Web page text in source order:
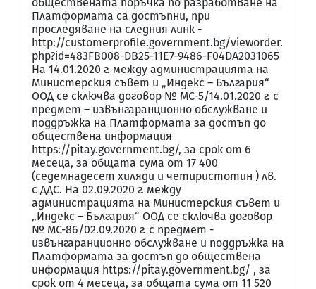
Платформата са достъпни, при
проследяване на следния линк -
http://customerprofile.government.bg/vieworder.
php?id=483FB008-DB25-11E7-9486-F04DA2031065
На 14.01.2020 г. между администрацията на
Министерския съвет и „Индекс – България“
ООД се сключва договор № МС-5/14.01.2020 г. с
предмет – извънгаранционно обслужване и
поддръжка на Платформата за достъп до
обществена информация
https://pitay.government.bg/, за срок от 6
месеца, за общата сума от 17 400
(седемнадесет хиляди и четиристотин ) лв.
с ДДС. На 02.09.2020 г. между
администрацията на Министерския съвет и
„Индекс – България“ ООД се сключва договор
№ МС-86/02.09.2020 г. с предмет -
извънгаранционно обслужване и поддръжка на
Платформата за достъп до обществена
информация https://pitay.government.bg/ , за
срок от 4 месеца, за общата сума от 11 520